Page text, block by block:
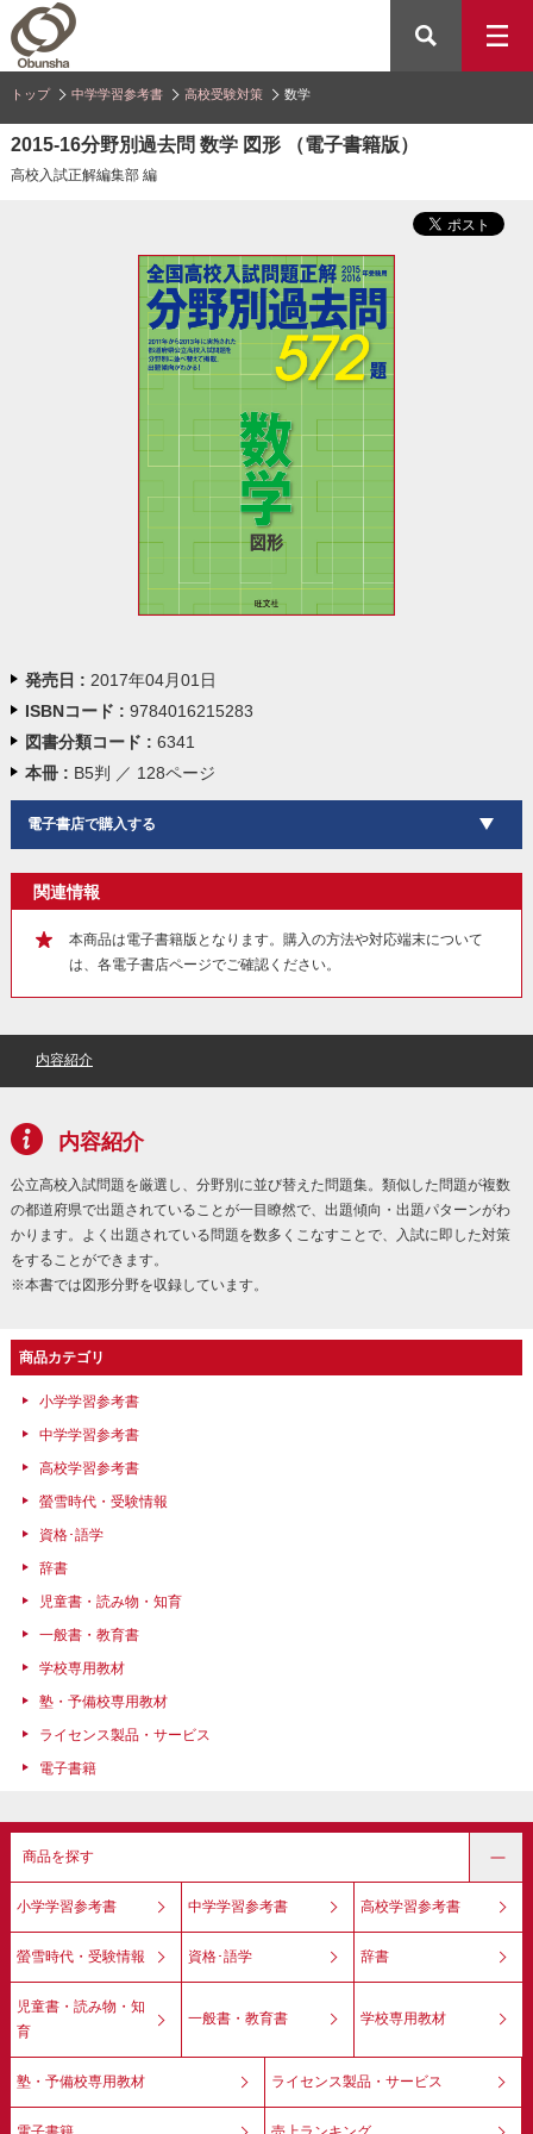
トップ 中学学習参考書 高校受験対策 数学
2015-16分野別過去問 数学 図形 （電子書籍版）
高校入試正解編集部 編
発売日 : 2017年04月01日
ISBNコード : 9784016215283
図書分類コード : 6341
本冊 : B5判 ／ 128ページ
電子書店で購入する
関連情報
本商品は電子書籍版となります。購入の方法や対応端末について
は、各電子書店ページでご確認ください。
内容紹介
内容紹介
公立高校入試問題を厳選し、分野別に並び替えた問題集。類似した問題が複数
の都道府県で出題されていることが一目瞭然で、出題傾向・出題パターンがわ
かります。よく出題されている問題を数多くこなすことで、入試に即した対策
をすることができます。
※本書では図形分野を収録しています。
商品カテゴリ
小学学習参考書
中学学習参考書
高校学習参考書
螢雪時代・受験情報
資格･語学
辞書
児童書・読み物・知育
一般書・教育書
学校専用教材
塾・予備校専用教材
ライセンス製品・サービス
電子書籍
商品を探す
小学学習参考書 中学学習参考書 高校学習参考書
螢雪時代・受験情報 資格･語学 辞書
児童書・読み物・知
育
一般書・教育書 学校専用教材
塾・予備校専用教材 ライセンス製品・サービス